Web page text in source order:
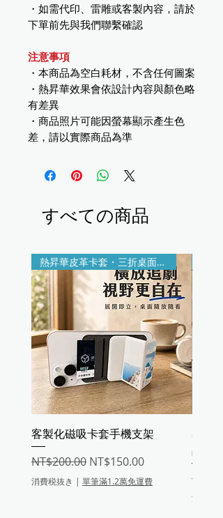
・如需代印、雷雕或客製內容，請於
下單前先與我們聯繫確認
注意事項
・本商品為空白耗材，不含任何圖案
・熱昇華效果會依設計內容與顏色略
有差異
・商品照片可能因螢幕顯示產生色
差，請以實際商品為準
すべての商品
熱昇華皮革卡套・三折桌面支架
客製化磁吸卡套手機支架
通常価格
NT$200.00 セール価格
NT$150.00
消費税抜き | 單筆滿1.2萬免運費
客製
品盤
通常価
消費税抜